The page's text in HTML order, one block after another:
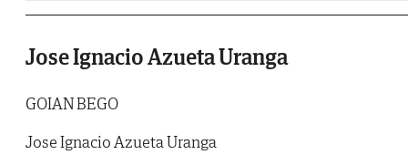
Jose Ignacio Azueta Uranga
GOIAN BEGO
Jose Ignacio Azueta Uranga